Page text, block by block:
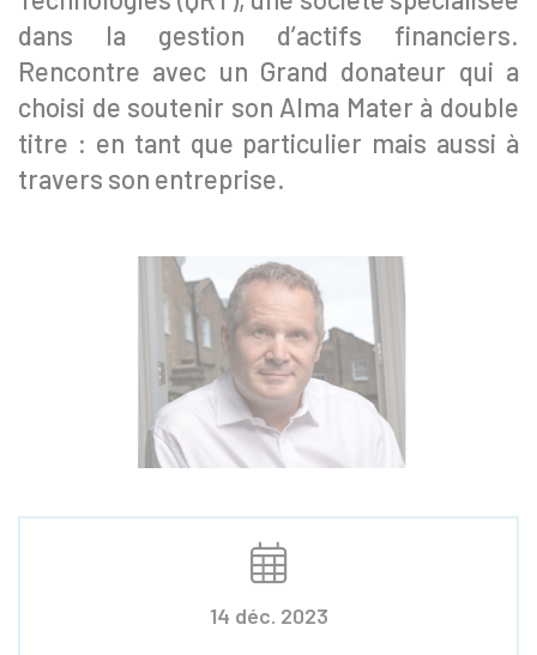
dans la gestion d’actifs financiers.
Rencontre avec un Grand donateur qui a
choisi de soutenir son Alma Mater à double
titre : en tant que particulier mais aussi à
travers son entreprise.
14 déc. 2023